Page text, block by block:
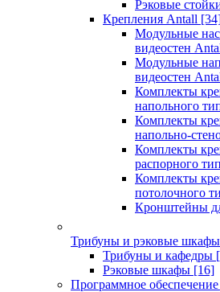
Рэковые
Крепления Antall
Модульные
видеостен
Модульные
видеостен
Комплекты
напольного
Комплекты
напольно-
Комплекты
распорного
Комплекты
потолочного
Кронштейны
Трибуны и рэковые шкафы
Трибуны и кафедры
Рэковые шкафы [16]
Программное